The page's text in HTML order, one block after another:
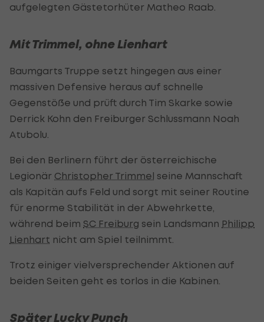
aufgelegten Gästetorhüter Matheo Raab.
Mit Trimmel, ohne Lienhart
Baumgarts Truppe setzt hingegen aus einer
massiven Defensive heraus auf schnelle
Gegenstöße und prüft durch Tim Skarke sowie
Derrick Kohn den Freiburger Schlussmann Noah
Atubolu.
Bei den Berlinern führt der österreichische
Legionär Christopher Trimmel seine Mannschaft
als Kapitän aufs Feld und sorgt mit seiner Routine
für enorme Stabilität in der Abwehrkette,
während beim SC Freiburg sein Landsmann Philipp
Lienhart nicht am Spiel teilnimmt.
Trotz einiger vielversprechender Aktionen auf
beiden Seiten geht es torlos in die Kabinen.
Später Lucky Punch